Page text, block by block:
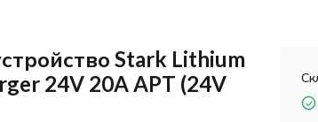
Stark Lithium
24V 20A APT (24V